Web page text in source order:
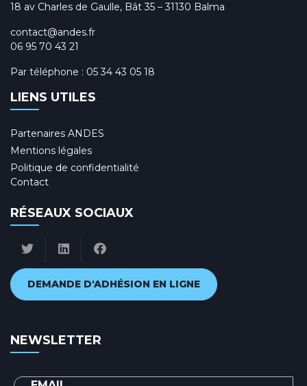
18 av Charles de Gaulle, Bât 35 – 31130 Balma
contact@andes.fr
06 95 70 43 21
Par téléphone : 05 34 43 05 18
LIENS UTILES
Partenaires ANDES
Mentions légales
Politique de confidentialité
Contact
RÉSEAUX SOCIAUX
DEMANDE D'ADHÉSION EN LIGNE
NEWSLETTER